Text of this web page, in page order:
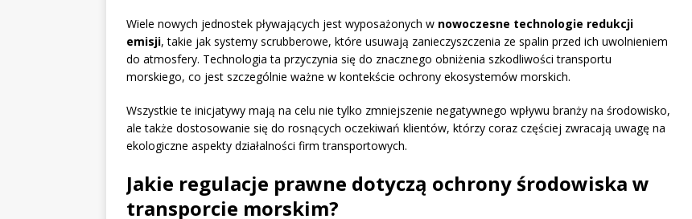
Wiele nowych jednostek pływających jest wyposażonych w nowoczesne technologie redukcji
emisji, takie jak systemy scrubberowe, które usuwają zanieczyszczenia ze spalin przed ich uwolnieniem
do atmosfery. Technologia ta przyczynia się do znacznego obniżenia szkodliwości transportu
morskiego, co jest szczególnie ważne w kontekście ochrony ekosystemów morskich.
Wszystkie te inicjatywy mają na celu nie tylko zmniejszenie negatywnego wpływu branży na środowisko,
ale także dostosowanie się do rosnących oczekiwań klientów, którzy coraz częściej zwracają uwagę na
ekologiczne aspekty działalności firm transportowych.
Jakie regulacje prawne dotyczą ochrony środowiska w
transporcie morskim?